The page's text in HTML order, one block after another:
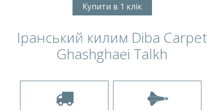
Купити в 1 клік
Іранський килим Diba Carpet
Ghashghaei Talkh